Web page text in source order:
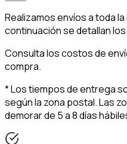
Realizamos envíos a toda
continuación se detallan
Consulta los costos de
compra.
* Los tiempos de entrega
según la zona postal. Las
demorar de 5 a 8 días